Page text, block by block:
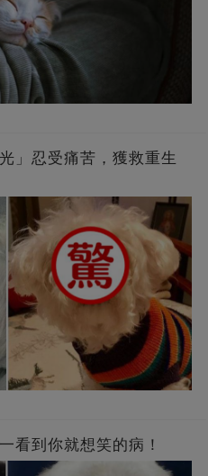
」忍受痛苦，獲救重生
看到你就想笑的病！